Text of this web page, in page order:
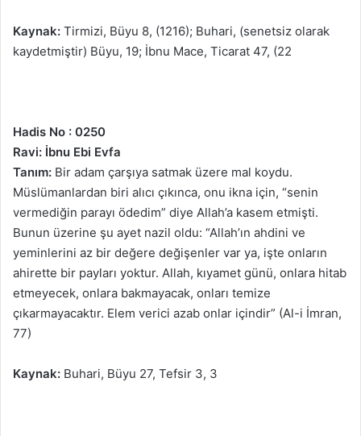
Kaynak: Tirmizi, Büyu 8, (1216); Buhari, (senetsiz olarak
kaydetmiştir) Büyu, 19; İbnu Mace, Ticarat 47, (22
Hadis No : 0250
Ravi: İbnu Ebi Evfa
Tanım: Bir adam çarşıya satmak üzere mal koydu.
Müslümanlardan biri alıcı çıkınca, onu ikna için, “senin
vermediğin parayı ödedim” diye Allah’a kasem etmişti.
Bunun üzerine şu ayet nazil oldu: “Allah’ın ahdini ve
yeminlerini az bir değere değişenler var ya, işte onların
ahirette bir payları yoktur. Allah, kıyamet günü, onlara hitab
etmeyecek, onlara bakmayacak, onları temize
çıkarmayacaktır. Elem verici azab onlar içindir” (Al-i İmran,
77)
Kaynak: Buhari, Büyu 27, Tefsir 3, 3